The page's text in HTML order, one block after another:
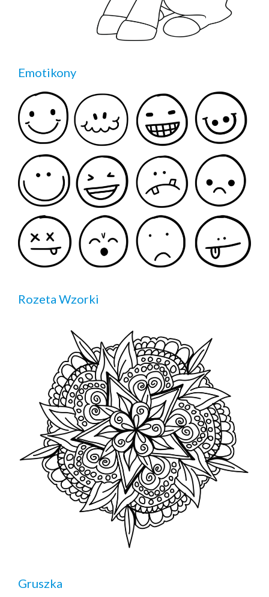
Emotikony
Rozeta Wzorki
Gruszka